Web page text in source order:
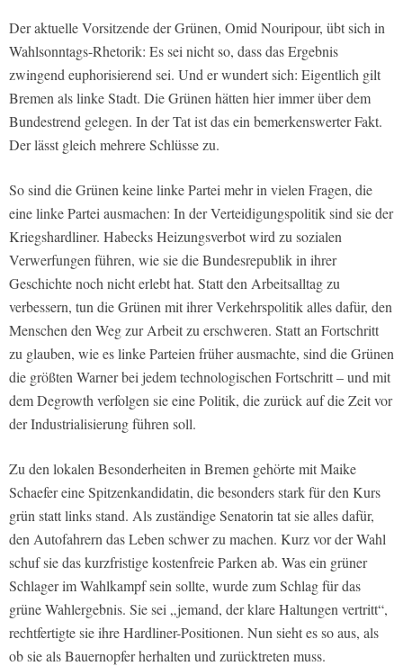
Der aktuelle Vorsitzende der Grünen, Omid Nouripour, übt sich in
Wahlsonntags-Rhetorik: Es sei nicht so, dass das Ergebnis
zwingend euphorisierend sei. Und er wundert sich: Eigentlich gilt
Bremen als linke Stadt. Die Grünen hätten hier immer über dem
Bundestrend gelegen. In der Tat ist das ein bemerkenswerter Fakt.
Der lässt gleich mehrere Schlüsse zu.
So sind die Grünen keine linke Partei mehr in vielen Fragen, die
eine linke Partei ausmachen: In der Verteidigungspolitik sind sie der
Kriegshardliner. Habecks Heizungsverbot wird zu sozialen
Verwerfungen führen, wie sie die Bundesrepublik in ihrer
Geschichte noch nicht erlebt hat. Statt den Arbeitsalltag zu
verbessern, tun die Grünen mit ihrer Verkehrspolitik alles dafür, den
Menschen den Weg zur Arbeit zu erschweren. Statt an Fortschritt
zu glauben, wie es linke Parteien früher ausmachte, sind die Grünen
die größten Warner bei jedem technologischen Fortschritt – und mit
dem Degrowth verfolgen sie eine Politik, die zurück auf die Zeit vor
der Industrialisierung führen soll.
Zu den lokalen Besonderheiten in Bremen gehörte mit Maike
Schaefer eine Spitzenkandidatin, die besonders stark für den Kurs
grün statt links stand. Als zuständige Senatorin tat sie alles dafür,
den Autofahrern das Leben schwer zu machen. Kurz vor der Wahl
schuf sie das kurzfristige kostenfreie Parken ab. Was ein grüner
Schlager im Wahlkampf sein sollte, wurde zum Schlag für das
grüne Wahlergebnis. Sie sei „jemand, der klare Haltungen vertritt“,
rechtfertigte sie ihre Hardliner-Positionen. Nun sieht es so aus, als
ob sie als Bauernopfer herhalten und zurücktreten muss.